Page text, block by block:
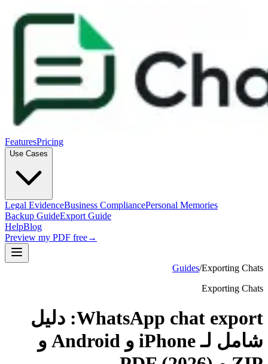
FeaturesPricing
Use Cases
Legal EvidenceBusiness CompliancePersonal Memories
Backup GuideExport Guide
HelpBlog
Preview my PDF free→
Guides/Exporting Chats
Exporting Chats
WhatsApp chat export: دليل
شامل لـ iPhone و Android و